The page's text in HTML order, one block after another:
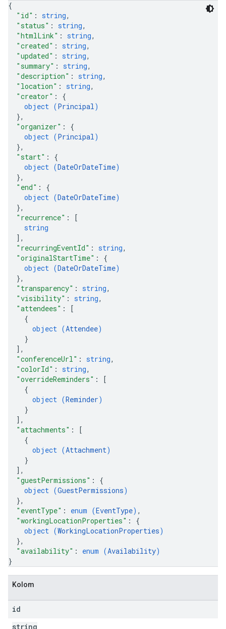
{
"id" : string,
"status" : string,
"htmlLink" : string,
"created" : string,
"updated" : string,
"summary" : string,
"description" : string,
"location" : string,
"creator" : {
object (Principal)
},
"organizer" : {
object (Principal)
},
"start" : {
object (DateOrDateTime)
},
"end" : {
object (DateOrDateTime)
},
"recurrence" :
[
string
] ,
"recurringEventId" : string,
"originalStartTime" : {
object (DateOrDateTime)
},
"transparency" : string,
"visibility" : string,
"attendees" :
[
{
object (Attendee)
}
] ,
"conferenceUrl" : string,
"colorId" : string,
"overrideReminders" :
[
{
object (Reminder)
}
] ,
"attachments" :
[
{
object (Attachment)
}
] ,
"guestPermissions" : {
object (GuestPermissions)
},
"eventType" : enum (EventType) ,
"workingLocationProperties" : {
object (WorkingLocationProperties)
},
"availability" : enum (Availability)
}
Kolom
id
string